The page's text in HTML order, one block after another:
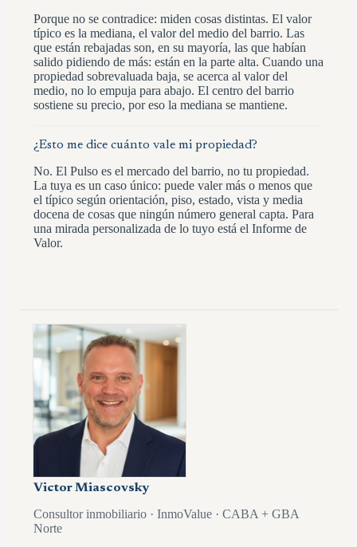
Porque no se contradice: miden cosas distintas. El valor
típico es la mediana, el valor del medio del barrio. Las
que están rebajadas son, en su mayoría, las que habían
salido pidiendo de más: están en la parte alta. Cuando una
propiedad sobrevaluada baja, se acerca al valor del
medio, no lo empuja para abajo. El centro del barrio
sostiene su precio, por eso la mediana se mantiene.
¿Esto me dice cuánto vale mi propiedad?
No. El Pulso es el mercado del barrio, no tu propiedad.
La tuya es un caso único: puede valer más o menos que
el típico según orientación, piso, estado, vista y media
docena de cosas que ningún número general capta. Para
una mirada personalizada de lo tuyo está el Informe de
Valor.
Victor Miascovsky
Consultor inmobiliario · InmoValue · CABA + GBA
Norte